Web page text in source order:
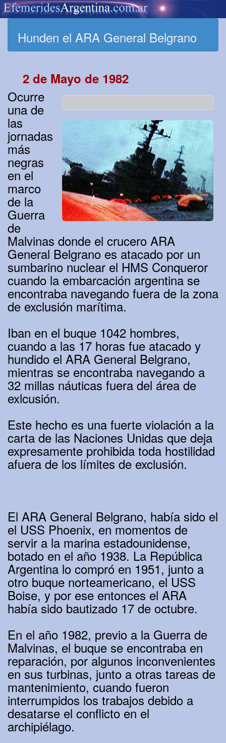
Hunden el ARA General Belgrano
2 de Mayo de 1982
Ocurre
una de
las
jornadas
más
negras
en el
marco
de la
Guerra
de
Malvinas donde el crucero ARA
General Belgrano es atacado por un
sumbarino nuclear el HMS Conqueror
cuando la embarcación argentina se
encontraba navegando fuera de la zona
de exclusión marítima.
Iban en el buque 1042 hombres,
cuando a las 17 horas fue atacado y
hundido el ARA General Belgrano,
mientras se encontraba navegando a
32 millas náuticas fuera del área de
exlcusión.
Este hecho es una fuerte violación a la
carta de las Naciones Unidas que deja
expresamente prohibida toda hostilidad
afuera de los límites de exclusión.
El ARA General Belgrano, había sido el
el USS Phoenix, en momentos de
servir a la marina estadounidense,
botado en el año 1938. La República
Argentina lo compró en 1951, junto a
otro buque norteamericano, el USS
Boise, y por ese entonces el ARA
había sido bautizado 17 de octubre.
En el año 1982, previo a la Guerra de
Malvinas, el buque se encontraba en
reparación, por algunos inconvenientes
en sus turbinas, junto a otras tareas de
mantenimiento, cuando fueron
interrumpidos los trabajos debido a
desatarse el conflicto en el
archipiélago.